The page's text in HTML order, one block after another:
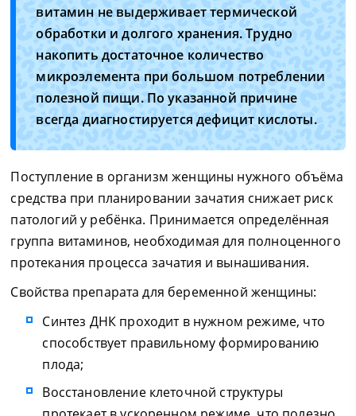
витамин не выдерживает термической
обработки и долгого хранения. Трудно
накопить достаточное количество
микроэлемента при большом потреблении
полезной пищи. По указанной причине
всегда диагностируется дефицит кислоты.
Поступление в организм женщины нужного объёма
средства при планировании зачатия снижает риск
патологий у ребёнка. Принимается определённая
группа витаминов, необходимая для полноценного
протекания процесса зачатия и вынашивания.
Свойства препарата для беременной женщины:
Синтез ДНК проходит в нужном режиме, что
способствует правильному формированию
плода;
Восстановление клеточной структуры